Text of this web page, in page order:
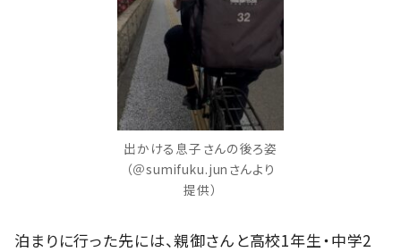
出かける息子さんの後ろ姿
（＠sumifuku.junさんより
提供）
泊まりに行った先には、親御さんと高校1年生・中学2